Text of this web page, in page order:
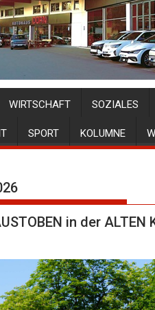
WIRTSCHAFT SOZIALES
SPORT KOLUMNE
in der ALTEN